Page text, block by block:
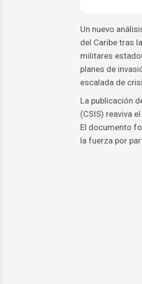
Un nuevo
del Caribe tras
militares
planes de
escalada de
La publicación
(CSIS) reaviva
El documento
la fuerza por